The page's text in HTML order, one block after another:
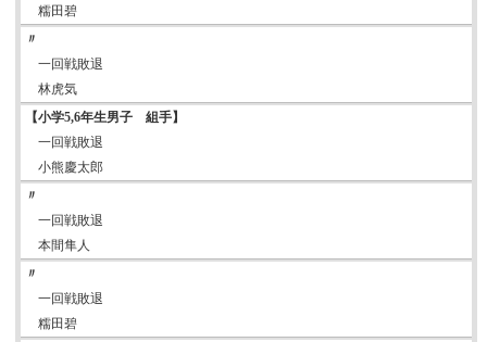
糯田碧
〃
一回戦敗退
林虎気
【小学5,6年生男子 組手】
一回戦敗退
小熊慶太郎
〃
一回戦敗退
本間隼人
〃
一回戦敗退
糯田碧